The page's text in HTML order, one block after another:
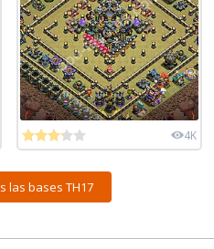
4K
las bases TH17